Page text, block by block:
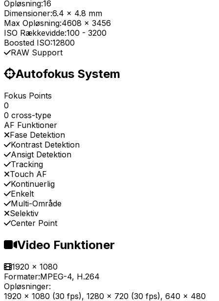
Opløsning:16
Dimensioner:6.4 x 4.8 mm
Max Opløsning:4608 x 3456
ISO Rækkevidde:100 - 3200
Boosted ISO:12800
RAW Support
Autofokus System
Fokus Points
0
0 cross-type
AF Funktioner
Fase Detektion
Kontrast Detektion
Ansigt Detektion
Tracking
Touch AF
Kontinuerlig
Enkelt
Multi-Område
Selektiv
Center Point
Video Funktioner
1920 x 1080
Formater:MPEG-4, H.264
Opløsninger:
1920 x 1080 (30 fps), 1280 x 720 (30 fps), 640 x 480